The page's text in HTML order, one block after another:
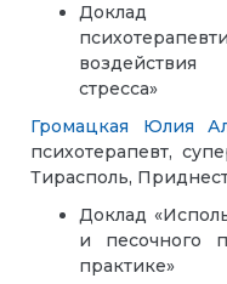
Доклад
воздействия
Громацкая Юлия
психотерапевт,
Тирасполь,
Доклад
и песочного